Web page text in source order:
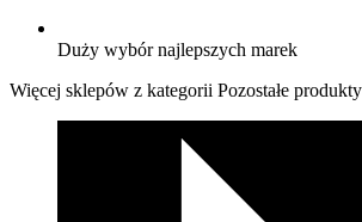
Duży wybór najlepszych marek
Więcej sklepów z kategorii Pozostałe